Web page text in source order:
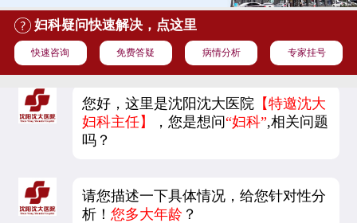
妇科疑问快速解决，点这里
快速咨询 免费答疑 病情分析 专家挂号
您好，这里是沈阳沈大医院 【特邀沈大
妇科主任】
，您是想问“妇科”,相关问题
吗？
请您描述一下具体情况，给您针对性分
析！您多大年龄 ？